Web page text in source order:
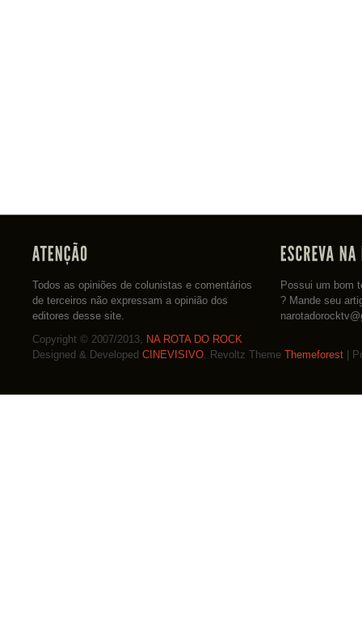
Todos as opiniões de colunistas e comentários
de terceiros não expressam a opinião dos
editores desse site.
Possui um bom
? Mande seu
Copyright © 2007/2013, NA ROTA DO ROCK
Designed & Developed CINEVISIVO. Revoltz Theme Themeforest |